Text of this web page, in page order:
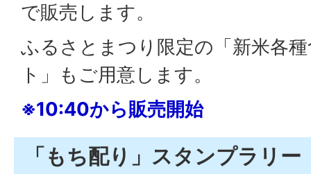
で販売します。
ふるさとまつり限定の「新米各
ト」もご用意します。
※10:40から販売開始
「もち配り」スタンプラリー